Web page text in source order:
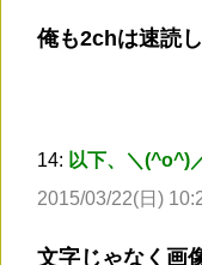
俺も2chは速読
14: 以下、＼(^o^)
2015/03/22(日)
文字じゃなく画